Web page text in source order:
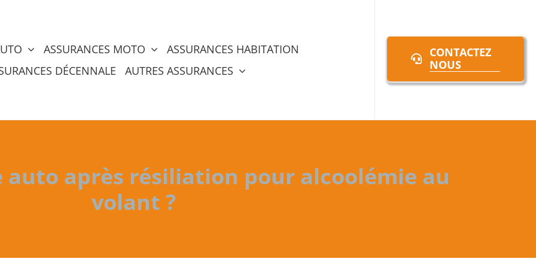
ASSURANCES MOTO
ASSURANCES HABITATION
DÉCENNALE
AUTRES ASSURANCES
CONTACTEZ
NOUS
auto après résiliation pour alcoolémie au
volant ?